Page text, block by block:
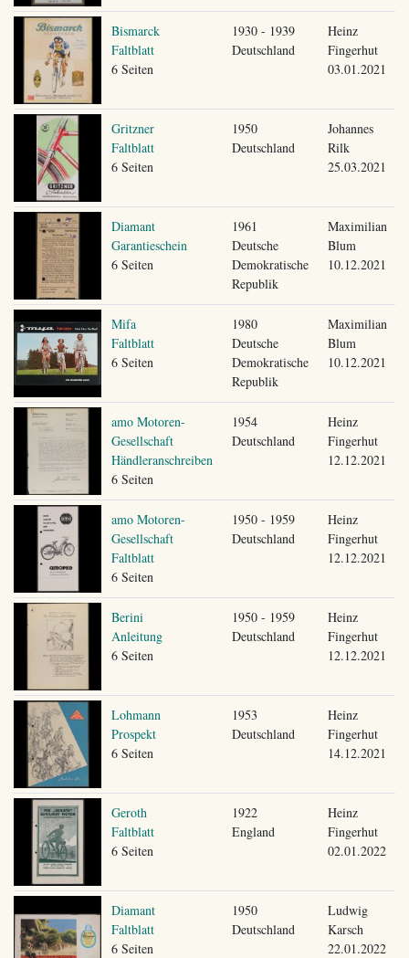
Bismarck
Faltblatt
6 Seiten
1930 - 1939
Deutschland
Heinz
Fingerhut
03.01.2021
Gritzner
Faltblatt
6 Seiten
1950
Deutschland
Johannes
Rilk
25.03.2021
Diamant
Garantieschein
6 Seiten
1961
Deutsche
Demokratische
Republik
Maximilian
Blum
10.12.2021
Mifa
Faltblatt
6 Seiten
1980
Deutsche
Demokratische
Republik
Maximilian
Blum
10.12.2021
amo Motoren-
Gesellschaft
Händleranschreiben
6 Seiten
1954
Deutschland
Heinz
Fingerhut
12.12.2021
amo Motoren-
Gesellschaft
Faltblatt
6 Seiten
1950 - 1959
Deutschland
Heinz
Fingerhut
12.12.2021
Berini
Anleitung
6 Seiten
1950 - 1959
Deutschland
Heinz
Fingerhut
12.12.2021
Lohmann
Prospekt
6 Seiten
1953
Deutschland
Heinz
Fingerhut
14.12.2021
Geroth
Faltblatt
6 Seiten
1922
England
Heinz
Fingerhut
02.01.2022
Diamant
Faltblatt
6 Seiten
1950
Deutschland
Ludwig
Karsch
22.01.2022